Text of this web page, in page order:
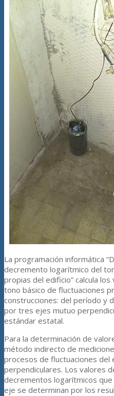
La programación informática
decremento logarítmico del
propias del edificio” calcula
tono básico de fluctuaciones
construcciones: del período y
por tres ejes mutuo
estándar estatal.
Para la determinación de
método indirecto de
procesos de fluctuaciones
perpendiculares. Los valores
decrementos logarítmicos
eje se determinan por los